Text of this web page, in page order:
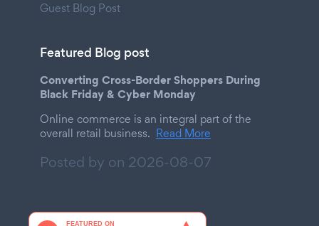
Guest Blog Post
Featured Blog post
Converting Cross-Border Shoppers During
Black Friday & Cyber Monday
Online commerce is an integral part of the
overall retail business. Read More
Posted by on 2026-08-07